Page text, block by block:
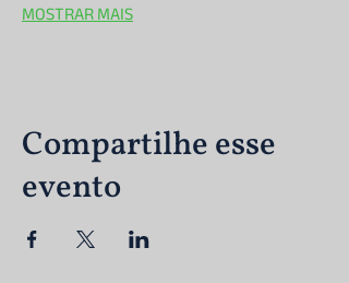
MOSTRAR MAIS
Compartilhe esse
evento